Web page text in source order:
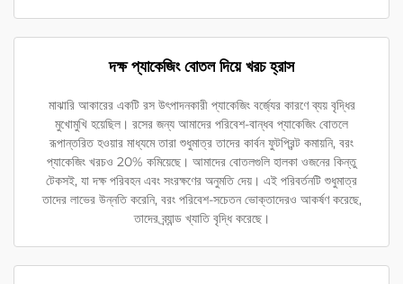
দক্ষ প্যাকেজিং বোতল দিয়ে খরচ হ্রাস
মাঝারি আকারের একটি রস উৎপাদনকারী প্যাকেজিং বর্জ্যের কারণে ব্যয় বৃদ্ধির
মুখোমুখি হয়েছিল। রসের জন্য আমাদের পরিবেশ-বান্ধব প্যাকেজিং বোতলে
রূপান্তরিত হওয়ার মাধ্যমে তারা শুধুমাত্র তাদের কার্বন ফুটপ্রিন্ট কমায়নি, বরং
প্যাকেজিং খরচও 20% কমিয়েছে। আমাদের বোতলগুলি হালকা ওজনের কিন্তু
টেকসই, যা দক্ষ পরিবহন এবং সংরক্ষণের অনুমতি দেয়। এই পরিবর্তনটি শুধুমাত্র
তাদের লাভের উন্নতি করেনি, বরং পরিবেশ-সচেতন ভোক্তাদেরও আকর্ষণ করেছে,
তাদের ব্র্যান্ড খ্যাতি বৃদ্ধি করেছে।